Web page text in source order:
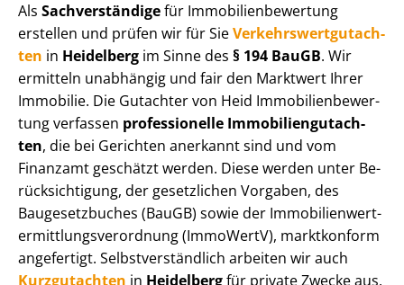
Als Sachverständigefür Im­mo­bi­li­en­be­wer­tung
erstellen und prüfen wir für SieVer­kehrs­wert­gut­ach­
ten in Heidelberg im Sinne des § 194 BauGB. Wir
ermitteln unabhängig und fair den Marktwert Ihrer
Immobilie. Die Gutachter von Heid Im­mo­bi­li­en­be­wer­
tung verfassen professionelle Im­mo­bi­li­en­gut­ach­
ten, die bei Gerichten anerkannt sind und vom
Finanzamt geschätzt werden. Diese werden unter Be­
rück­sich­ti­gung, der gesetzlichen Vorgaben, des
Baugesetzbuches (BauGB) sowie der Im­mo­bi­li­en­wert­
ermitt­lungs­ver­ord­nung (ImmoWertV), marktkonform
angefertigt. Selbst­ver­ständ­lich arbeiten wir auch
Kurzgutachten in Heidelbergfür private Zwecke aus.